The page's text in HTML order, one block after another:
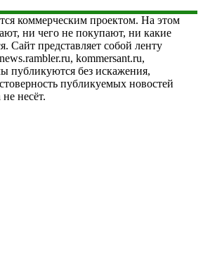
коммерческим проектом. На этом
ни чего не покупают, ни какие
Сайт представляет собой ленту
kommersant.ru,
публикуются без искажения,
публикуемых новостей
несёт.